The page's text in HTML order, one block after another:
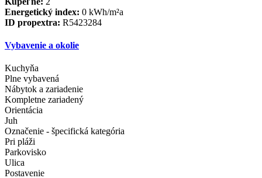
Energetický index: 0 kWh/m²a
ID propextra: R5423284
Vybavenie a okolie
Kuchyňa
Plne vybavená
Nábytok a zariadenie
Kompletne zariadený
Orientácia
Juh
Označenie - špecifická kategória
Pri pláži
Parkovisko
Ulica
Postavenie